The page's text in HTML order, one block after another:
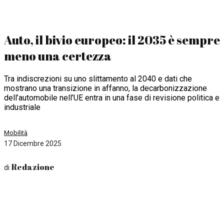
Auto, il bivio europeo: il 2035 è sempre
meno una certezza
Tra indiscrezioni su uno slittamento al 2040 e dati che
mostrano una transizione in affanno, la decarbonizzazione
dell’automobile nell’UE entra in una fase di revisione politica e
industriale
Mobilità
17 Dicembre 2025
di Redazione